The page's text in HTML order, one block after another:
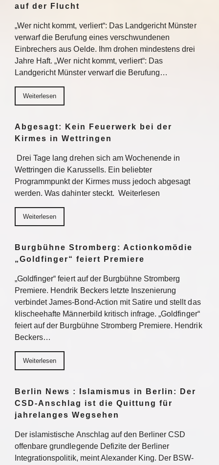
auf der Flucht
„Wer nicht kommt, verliert“: Das Landgericht Münster
verwarf die Berufung eines verschwundenen
Einbrechers aus Oelde. Ihm drohen mindestens drei
Jahre Haft. „Wer nicht kommt, verliert“: Das
Landgericht Münster verwarf die Berufung…
Weiterlesen
Abgesagt: Kein Feuerwerk bei der
Kirmes in Wettringen
Drei Tage lang drehen sich am Wochenende in
Wettringen die Karussells. Ein beliebter
Programmpunkt der Kirmes muss jedoch abgesagt
werden. Was dahinter steckt. Weiterlesen
Weiterlesen
Burgbühne Stromberg: Actionkomödie
„Goldfinger“ feiert Premiere
„Goldfinger“ feiert auf der Burgbühne Stromberg
Premiere. Hendrik Beckers letzte Inszenierung
verbindet James-Bond-Action mit Satire und stellt das
klischeehafte Männerbild kritisch infrage. „Goldfinger“
feiert auf der Burgbühne Stromberg Premiere. Hendrik
Beckers…
Weiterlesen
Berlin News : Islamismus in Berlin: Der
CSD-Anschlag ist die Quittung für
jahrelanges Wegsehen
Der islamistische Anschlag auf den Berliner CSD
offenbare grundlegende Defizite der Berliner
Integrationspolitik, meint Alexander King. Der BSW-